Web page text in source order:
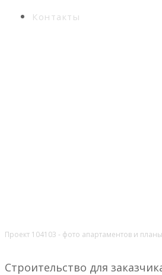
Контакты
Проект 104103 - фото апартаментов и планы
Строительство для